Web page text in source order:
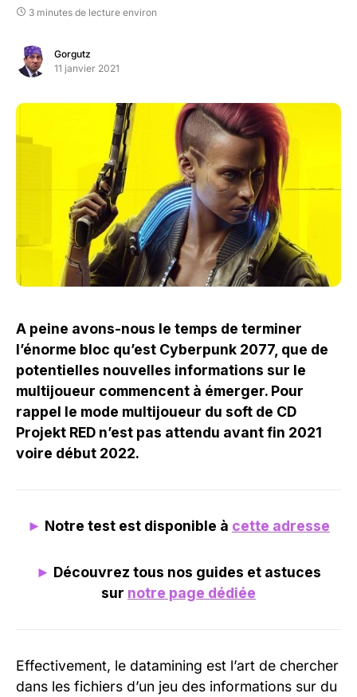
3 minutes de lecture environ
Gorgutz
11 janvier 2021
A peine avons-nous le temps de terminer
l’énorme bloc qu’est Cyberpunk 2077, que de
potentielles nouvelles informations sur le
multijoueur commencent à émerger. Pour
rappel le mode multijoueur du soft de CD
Projekt RED n’est pas attendu avant fin 2021
voire début 2022.
► Notre test est disponible à cette adresse
► Découvrez tous nos guides et astuces
sur notre page dédiée
Effectivement, le datamining est l’art de chercher
dans les fichiers d’un jeu des informations sur du